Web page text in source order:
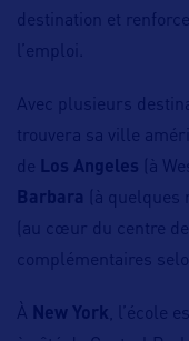
destination et
l’emploi.
Avec plusieurs
trouvera sa ville
de Los Angeles (à
Barbara
(à quelques
(au cœur du centre
complémentaires
À New York , l’école